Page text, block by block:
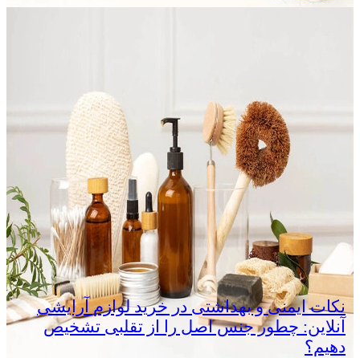
نکات ایمنی و بهداشتی در خرید لوازم آرایشی
آنلاین: چطور جنس اصل را از تقلبی تشخیص
دهیم؟